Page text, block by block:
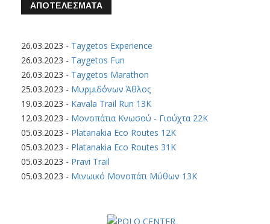
ΑΠΟΤΕΛΕΣΜΑΤΑ
26.03.2023 - Taygetos Experience
26.03.2023 - Taygetos Fun
26.03.2023 - Taygetos Marathon
25.03.2023 - Μυρμιδόνων Άθλος
19.03.2023 - Kavala Trail Run 13K
12.03.2023 - Μονοπάτια Κνωσού - Γιούχτα 22Κ
05.03.2023 - Platanakia Eco Routes 12K
05.03.2023 - Platanakia Eco Routes 31K
05.03.2023 - Pravi Trail
05.03.2023 - Μινωικό Μονοπάτι Μύθων 13Κ